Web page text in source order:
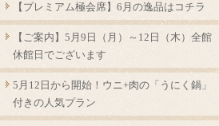
【プレミアム極会席】6月の逸品はコチラ
【ご案内】5月9日（月）～12日（木）全館
休館日でございます
5月12日から開始！ウニ+肉の「うにく鍋」
付きの人気プラン